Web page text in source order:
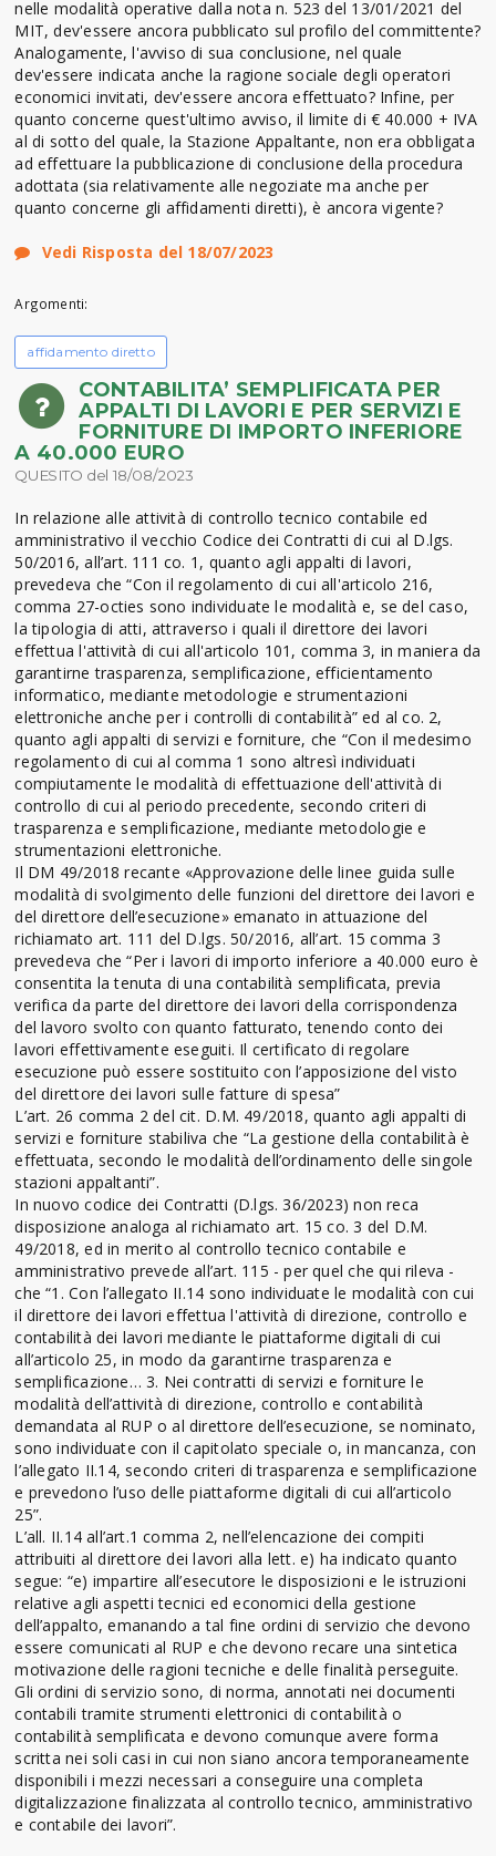
nelle modalità operative dalla nota n. 523 del 13/01/2021 del
MIT, dev'essere ancora pubblicato sul profilo del committente?
Analogamente, l'avviso di sua conclusione, nel quale
dev'essere indicata anche la ragione sociale degli operatori
economici invitati, dev'essere ancora effettuato? Infine, per
quanto concerne quest'ultimo avviso, il limite di € 40.000 + IVA
al di sotto del quale, la Stazione Appaltante, non era obbligata
ad effettuare la pubblicazione di conclusione della procedura
adottata (sia relativamente alle negoziate ma anche per
quanto concerne gli affidamenti diretti), è ancora vigente?
Vedi Risposta del 18/07/2023
Argomenti:
affidamento diretto
CONTABILITA’ SEMPLIFICATA PER
APPALTI DI LAVORI E PER SERVIZI E
FORNITURE DI IMPORTO INFERIORE
A 40.000 EURO
QUESITO del 18/08/2023
In relazione alle attività di controllo tecnico contabile ed
amministrativo il vecchio Codice dei Contratti di cui al D.lgs.
50/2016, all’art. 111 co. 1, quanto agli appalti di lavori,
prevedeva che “Con il regolamento di cui all'articolo 216,
comma 27-octies sono individuate le modalità e, se del caso,
la tipologia di atti, attraverso i quali il direttore dei lavori
effettua l'attività di cui all'articolo 101, comma 3, in maniera da
garantirne trasparenza, semplificazione, efficientamento
informatico, mediante metodologie e strumentazioni
elettroniche anche per i controlli di contabilità” ed al co. 2,
quanto agli appalti di servizi e forniture, che “Con il medesimo
regolamento di cui al comma 1 sono altresì individuati
compiutamente le modalità di effettuazione dell'attività di
controllo di cui al periodo precedente, secondo criteri di
trasparenza e semplificazione, mediante metodologie e
strumentazioni elettroniche.
Il DM 49/2018 recante «Approvazione delle linee guida sulle
modalità di svolgimento delle funzioni del direttore dei lavori e
del direttore dell’esecuzione» emanato in attuazione del
richiamato art. 111 del D.lgs. 50/2016, all’art. 15 comma 3
prevedeva che “Per i lavori di importo inferiore a 40.000 euro è
consentita la tenuta di una contabilità semplificata, previa
verifica da parte del direttore dei lavori della corrispondenza
del lavoro svolto con quanto fatturato, tenendo conto dei
lavori effettivamente eseguiti. Il certificato di regolare
esecuzione può essere sostituito con l’apposizione del visto
del direttore dei lavori sulle fatture di spesa”
L’art. 26 comma 2 del cit. D.M. 49/2018, quanto agli appalti di
servizi e forniture stabiliva che “La gestione della contabilità è
effettuata, secondo le modalità dell’ordinamento delle singole
stazioni appaltanti”.
In nuovo codice dei Contratti (D.lgs. 36/2023) non reca
disposizione analoga al richiamato art. 15 co. 3 del D.M.
49/2018, ed in merito al controllo tecnico contabile e
amministrativo prevede all’art. 115 - per quel che qui rileva -
che “1. Con l’allegato II.14 sono individuate le modalità con cui
il direttore dei lavori effettua l'attività di direzione, controllo e
contabilità dei lavori mediante le piattaforme digitali di cui
all’articolo 25, in modo da garantirne trasparenza e
semplificazione… 3. Nei contratti di servizi e forniture le
modalità dell’attività di direzione, controllo e contabilità
demandata al RUP o al direttore dell’esecuzione, se nominato,
sono individuate con il capitolato speciale o, in mancanza, con
l’allegato II.14, secondo criteri di trasparenza e semplificazione
e prevedono l’uso delle piattaforme digitali di cui all’articolo
25”.
L’all. II.14 all’art.1 comma 2, nell’elencazione dei compiti
attribuiti al direttore dei lavori alla lett. e) ha indicato quanto
segue: “e) impartire all’esecutore le disposizioni e le istruzioni
relative agli aspetti tecnici ed economici della gestione
dell’appalto, emanando a tal fine ordini di servizio che devono
essere comunicati al RUP e che devono recare una sintetica
motivazione delle ragioni tecniche e delle finalità perseguite.
Gli ordini di servizio sono, di norma, annotati nei documenti
contabili tramite strumenti elettronici di contabilità o
contabilità semplificata e devono comunque avere forma
scritta nei soli casi in cui non siano ancora temporaneamente
disponibili i mezzi necessari a conseguire una completa
digitalizzazione finalizzata al controllo tecnico, amministrativo
e contabile dei lavori”.